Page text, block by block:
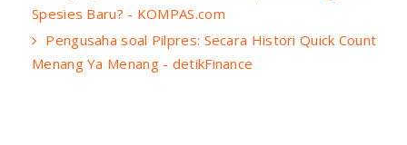
Spesies Baru? - KOMPAS.com
Pengusaha soal Pilpres: Secara Histori Quick Count
Menang Ya Menang - detikFinance